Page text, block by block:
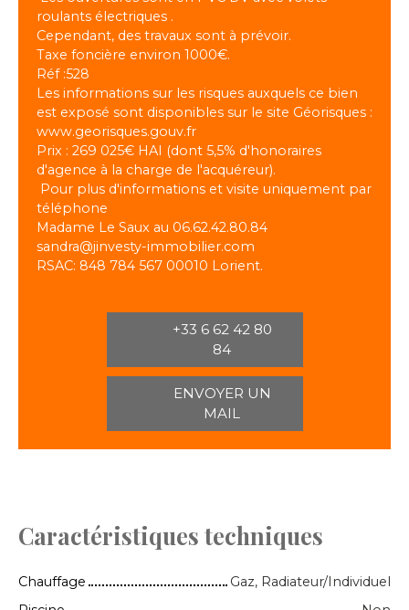
roulants électriques .
Cependant, des travaux sont à prévoir.
Taxe foncière environ 1000€.
Réf :528
Les informations sur les risques auxquels ce bien
est exposé sont disponibles sur le site Géorisques :
www.georisques.gouv.fr
Prix : 269 025€ HAI (dont 5,5% d'honoraires
d'agence à la charge de l'acquéreur).
Pour plus d'informations et visite uniquement par
téléphone
Madame Le Saux au 06.62.42.80.84
sandra@jinvesty-immobilier.com
RSAC: 848 784 567 00010 Lorient.
+33 6 62 42 80
84
ENVOYER UN
MAIL
Caractéristiques techniques
Chauffage
Gaz, Radiateur/Individuel